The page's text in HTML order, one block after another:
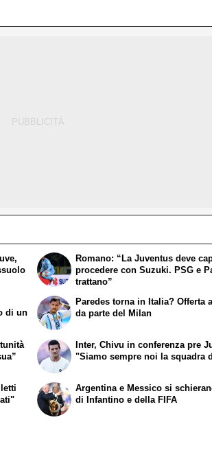
di un
Romano: “La Juventus deve
procedere con Suzuki. PSG e
trattano”
Paredes torna in Italia? Offerta
da parte del Milan
Inter, Chivu in conferenza pre
"Siamo sempre noi la squadra
Argentina e Messico si
di Infantino e della FIFA